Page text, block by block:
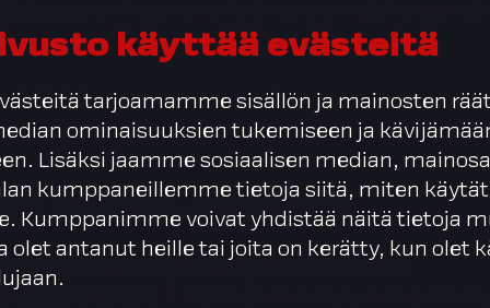
käyttää evästeitä
tarjoamamme sisällön ja mainosten
ominaisuuksien tukemiseen ja
Lisäksi jaamme sosiaalisen median,
kumppaneillemme tietoja siitä, miten käytät
Kumppanimme voivat yhdistää näitä tietoja
olet antanut heille tai joita on kerätty, kun olet
julkaistu alunperin vanhalla sivustollamme jo
palkka-avoimuus
2021 käyttöön palkkahaitarin